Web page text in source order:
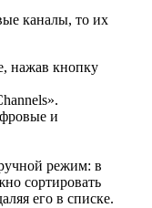
каналы, то их
нажав кнопку
и
режим: в
сортировать
его в списке.